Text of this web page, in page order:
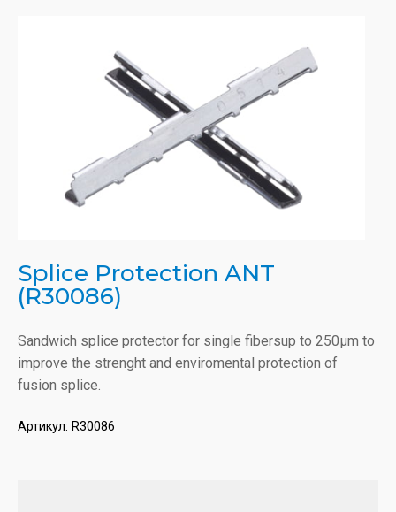
Splice Protection ANT
(R30086)
Sandwich splice protector for single fibersup to 250μm to
improve the strenght and enviromental protection of
fusion splice.
Артикул: R30086